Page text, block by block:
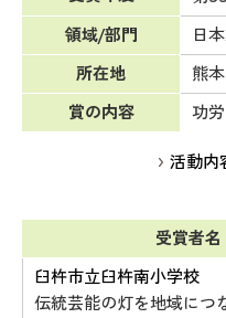
領域/部門
日
所在地
熊
賞の内容
功
活動内
受賞者
臼杵市立臼杵南小学校
伝統芸能の灯を地域につ